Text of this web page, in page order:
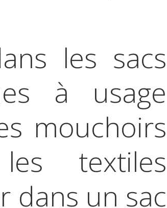
les sacs
à usage
mouchoirs
textiles
dans un sac